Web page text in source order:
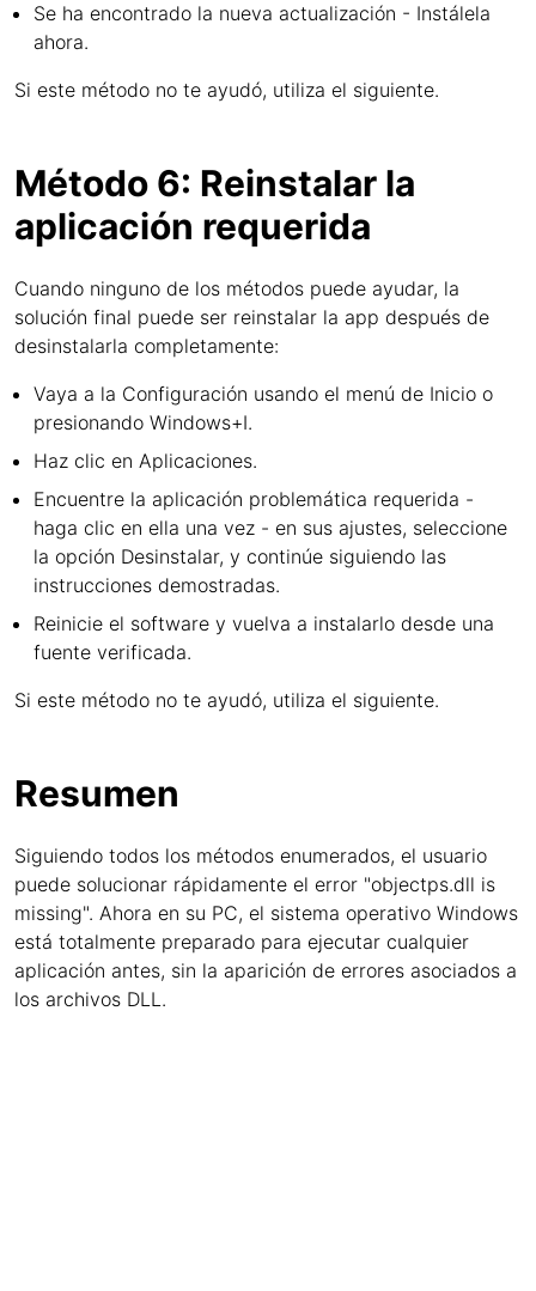
Se ha encontrado la nueva actualización - Instálela
ahora.
Si este método no te ayudó, utiliza el siguiente.
Método 6: Reinstalar la
aplicación requerida
Cuando ninguno de los métodos puede ayudar, la
solución final puede ser reinstalar la app después de
desinstalarla completamente:
Vaya a la Configuración usando el menú de Inicio o
presionando Windows+I.
Haz clic en Aplicaciones.
Encuentre la aplicación problemática requerida -
haga clic en ella una vez - en sus ajustes, seleccione
la opción Desinstalar, y continúe siguiendo las
instrucciones demostradas.
Reinicie el software y vuelva a instalarlo desde una
fuente verificada.
Si este método no te ayudó, utiliza el siguiente.
Resumen
Siguiendo todos los métodos enumerados, el usuario
puede solucionar rápidamente el error "objectps.dll is
missing". Ahora en su PC, el sistema operativo Windows
está totalmente preparado para ejecutar cualquier
aplicación antes, sin la aparición de errores asociados a
los archivos DLL.